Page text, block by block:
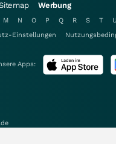
Werbung
M N O P Q R S T U
Einstellungen
Apps: